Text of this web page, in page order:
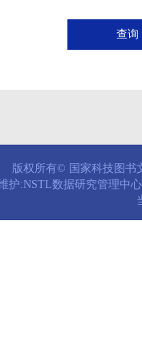
查询
版权所有© 国家科技图书
护:NSTL数据研究管理中